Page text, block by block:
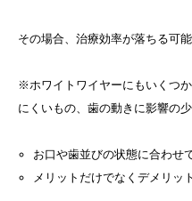
その場合、治療効率が落ちる可
※ホワイトワイヤーにもいくつ
にくいもの、歯の動きに影響の
お口や歯並びの状態に合わせ
メリットだけでなくデメリッ